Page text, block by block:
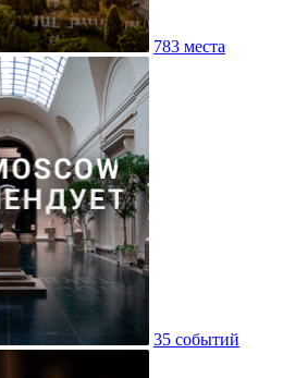
783 места
35 событий